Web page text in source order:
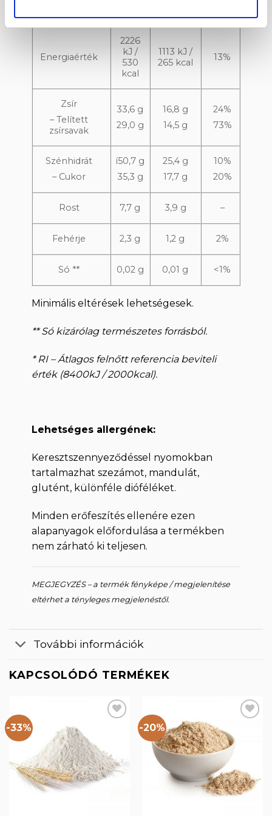
Energiaérték
2226
kJ /
530
kcal
1113 kJ /
265 kcal
13%
Zsír
– Telített
zsírsavak
33,6 g
29,0 g
16,8 g
14,5 g
24%
73%
Szénhidrát
– Cukor
í50,7 g
35,3 g
25,4 g
17,7 g
10%
20%
Rost 7,7 g 3,9 g –
Fehérje 2,3 g 1,2 g 2%
Só ** 0,02 g 0,01 g <1%
Minimális eltérések lehetségesek.
** Só kizárólag természetes forrásból.
* RI – Átlagos felnőtt referencia beviteli
érték (8400kJ / 2000kcal).
Lehetséges allergének:
Keresztszennyeződéssel nyomokban
tartalmazhat szezámot, mandulát,
glutént, különféle dióféléket.
Minden erőfeszítés ellenére ezen
alapanyagok előfordulása a termékben
nem zárható ki teljesen.
MEGJEGYZÉS – a termék fényképe / megjelenítése
eltérhet a tényleges megjelenéstől.
További információk
KAPCSOLÓDÓ TERMÉKEK
-33%
Kedvencekhez
-20%
Kedvencekhez